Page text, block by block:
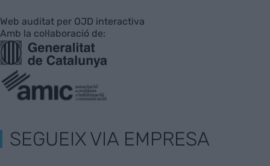
Web auditat per OJD interactiva
Amb la col·laboració de:
SEGUEIX VIA EMPRESA